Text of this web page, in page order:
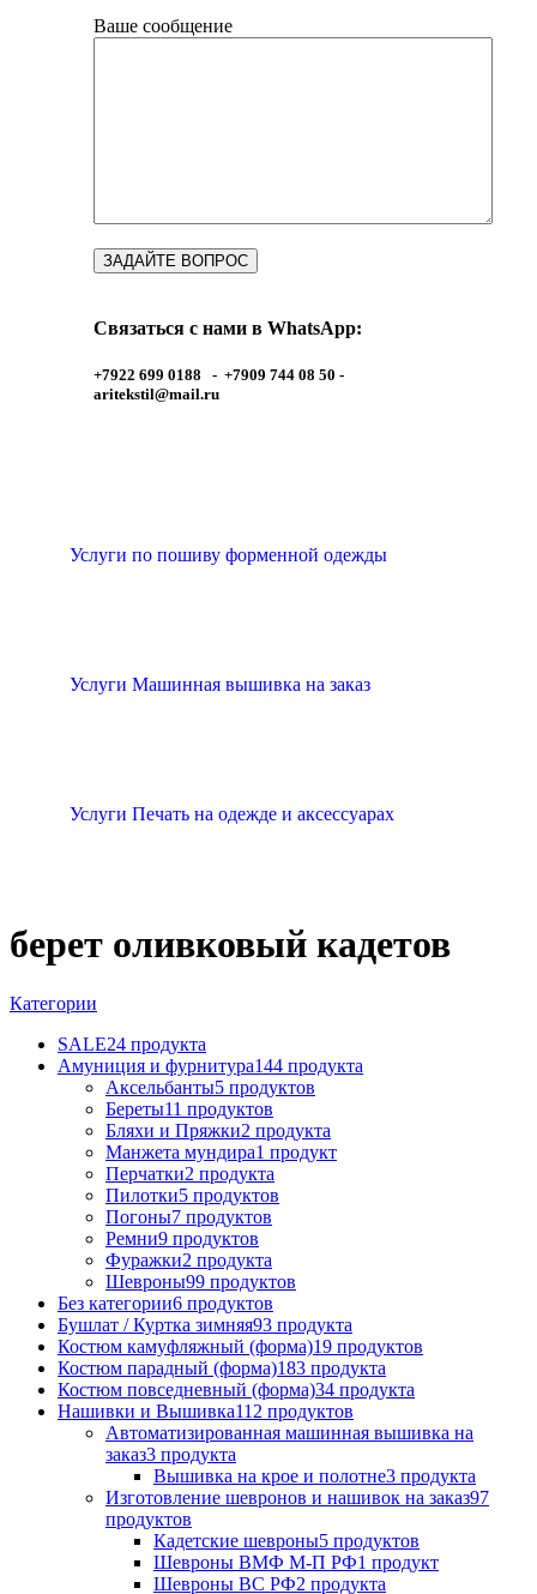
Ваше сообщение
Связаться с нами в WhatsApp:
+7922 699 0188 - +7909 744 08 50 -
aritekstil@mail.ru
Услуги по пошиву форменной одежды
Услуги Машинная вышивка на заказ
Услуги Печать на одежде и аксессуарах
берет оливковый кадетов
Категории
SALE24 продукта
Амуниция и фурнитура144 продукта
Аксельбанты5 продуктов
Береты11 продуктов
Бляхи и Пряжки2 продукта
Манжета мундира1 продукт
Перчатки2 продукта
Пилотки5 продуктов
Погоны7 продуктов
Ремни9 продуктов
Фуражки2 продукта
Шевроны99 продуктов
Без категории6 продуктов
Бушлат / Куртка зимняя93 продукта
Костюм камуфляжный (форма)19 продуктов
Костюм парадный (форма)183 продукта
Костюм повседневный (форма)34 продукта
Нашивки и Вышивка112 продуктов
Автоматизированная машинная вышивка на
заказ3 продукта
Вышивка на крое и полотне3 продукта
Изготовление шевронов и нашивок на заказ97
продуктов
Кадетские шевроны5 продуктов
Шевроны ВМФ М-П РФ1 продукт
Шевроны ВС РФ2 продукта